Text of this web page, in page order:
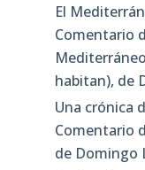
El
Comentario
habitan), de
Una crónica
Comentario
de Domingo